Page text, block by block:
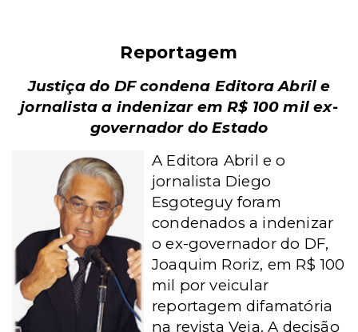
Reportagem
Justiça do DF condena Editora Abril e
jornalista a indenizar em R$ 100 mil ex-
governador do Estado
A Editora Abril e o
jornalista Diego
Esgoteguy foram
condenados a indenizar
o ex-governador do DF,
Joaquim Roriz, em R$ 100
mil por veicular
reportagem difamatória
na revista Veja. A decisão